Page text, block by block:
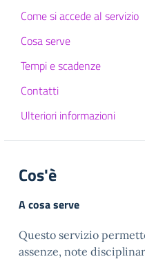
Come si accede al servizio
Cosa serve
Tempi e scadenze
Contatti
Ulteriori informazioni
Cos'è
A cosa serve
Questo servizio
assenze, note